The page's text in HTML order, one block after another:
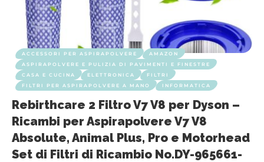
ACCESSORI PER ASPIRAPOLVERE
AMAZON
ASPIRAPOLVERE E PULIZIA DI PAVIMENTI E FINESTRE
CASA E CUCINA
ELETTRONICA
FILTRI
FILTRI PER ASPIRAPOLVERE A MANO
INFORMATICA
Rebirthcare 2 Filtro V7 V8 per Dyson –
Ricambi per Aspirapolvere V7 V8
Absolute, Animal Plus, Pro e Motorhead
Set di Filtri di Ricambio No.DY-965661-